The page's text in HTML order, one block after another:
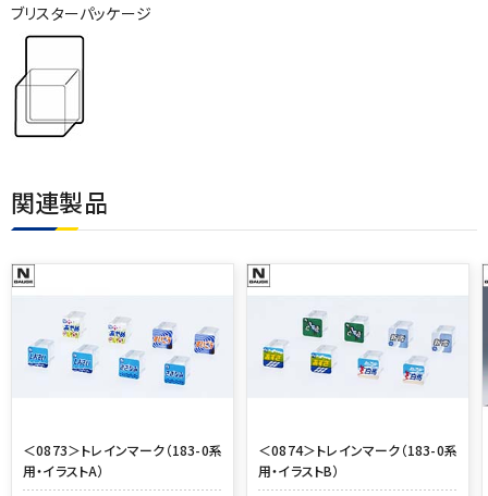
ブリスターパッケージ
関連製品
＜0873＞トレインマーク（183-0系
用・イラストA）
＜0874＞トレインマーク（183-0系
用・イラストB）